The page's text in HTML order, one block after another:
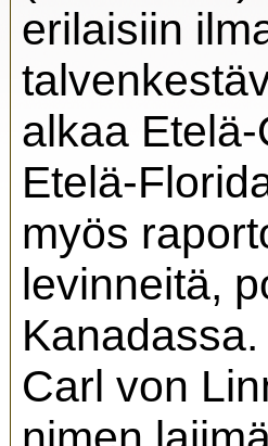
erilaisiin
alkaa
Etelä-
myös
levinneitä,
Carl von